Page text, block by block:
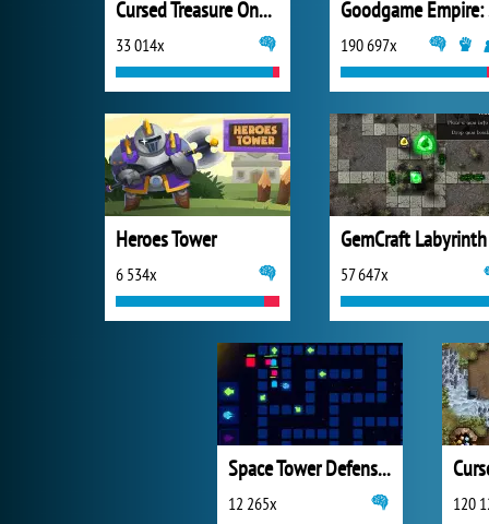
Cursed Treasure One and Half
33 014x 190 697x
Heroes Tower
6 534x
GemCraft Labyrinth
57 647x
Space Tower Defense 2
12 265x 120